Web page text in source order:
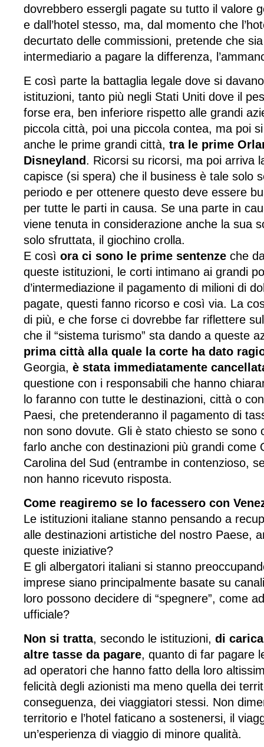
dovrebbero essergli pagate su tutto il valore
e dall’hotel stesso, ma, dal momento che
decurtato delle commissioni, pretende che
intermediario a pagare la differenza,
E così parte la battaglia legale dove si
istituzioni, tanto più negli Stati Uniti dove il
forse era, ben inferiore rispetto alle grandi
piccola città, poi una piccola contea, ma poi
anche le prime grandi città, tra le prime
Disneyland. Ricorsi su ricorsi, ma poi arriva
capisce (si spera) che il business è tale solo
periodo e per ottenere questo deve essere
per tutte le parti in causa. Se una parte in
viene tenuta in considerazione anche la sua
solo sfruttata, il giochino crolla.
E così ora ci sono le prime sentenze che
queste istituzioni, le corti intimano ai grandi
d’intermediazione il pagamento di milioni di
pagate, questi fanno ricorso e così via. La
di più, e che forse ci dovrebbe far riflettere
che il “sistema turismo” sta dando a queste
prima città alla quale la corte ha dato
Georgia, è stata immediatamente
questione con i responsabili che hanno
lo faranno con tutte le destinazioni, città o
Paesi, che pretenderanno il pagamento di
non sono dovute. Gli è stato chiesto se sono
farlo anche con destinazioni più grandi come
Carolina del Sud (entrambe in contenzioso,
non hanno ricevuto risposta.
Come reagiremo se lo facessero con
Le istituzioni italiane stanno pensando a
alle destinazioni artistiche del nostro Paese,
queste iniziative?
E gli albergatori italiani si stanno
imprese siano principalmente basate su
loro possono decidere di “spegnere”, come
ufficiale?
Non si tratta, secondo le istituzioni, di
altre tasse da pagare, quanto di far pagare
ad operatori che hanno fatto della loro
felicità degli azionisti ma meno quella dei
conseguenza, dei viaggiatori stessi. Non
territorio e l’hotel faticano a sostenersi, il
un’esperienza di viaggio di minore qualità.